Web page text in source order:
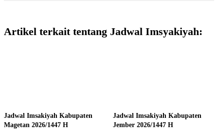
Artikel terkait tentang Jadwal Imsyakiyah:
Jadwal Imsakiyah Kabupaten
Magetan 2026/1447 H
Jadwal Imsakiyah Kabupaten
Jember 2026/1447 H